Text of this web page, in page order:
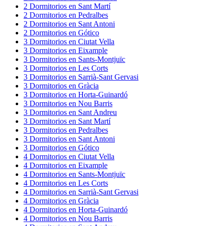
2 Dormitorios en Sant Martí
2 Dormitorios en Pedralbes
2 Dormitorios en Sant Antoni
2 Dormitorios en Gótico
3 Dormitorios en Ciutat Vella
3 Dormitorios en Eixample
3 Dormitorios en Sants-Montjuïc
3 Dormitorios en Les Corts
3 Dormitorios en Sarrià-Sant Gervasi
3 Dormitorios en Gràcia
3 Dormitorios en Horta-Guinardó
3 Dormitorios en Nou Barris
3 Dormitorios en Sant Andreu
3 Dormitorios en Sant Martí
3 Dormitorios en Pedralbes
3 Dormitorios en Sant Antoni
3 Dormitorios en Gótico
4 Dormitorios en Ciutat Vella
4 Dormitorios en Eixample
4 Dormitorios en Sants-Montjuïc
4 Dormitorios en Les Corts
4 Dormitorios en Sarrià-Sant Gervasi
4 Dormitorios en Gràcia
4 Dormitorios en Horta-Guinardó
4 Dormitorios en Nou Barris